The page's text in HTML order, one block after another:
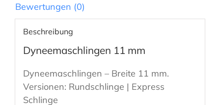
Bewertungen (0)
Beschreibung
Dyneemaschlingen 11 mm
Dyneemaschlingen – Breite 11 mm.
Versionen: Rundschlinge | Express
Schlinge